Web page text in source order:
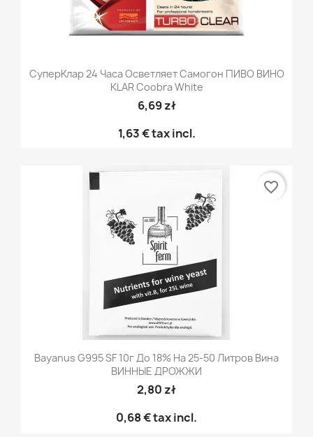
СуперКлар 24 Часа Осветляет Самогон ПИВО ВИНО
KLAR Coobra White
6,69 zł
1,63 €tax incl.
Bayanus G995 SF 10г До 18% На 25-50 Литров Вина
ВИННЫЕ ДРОЖЖИ
2,80 zł
0,68 €tax incl.
favorite_border